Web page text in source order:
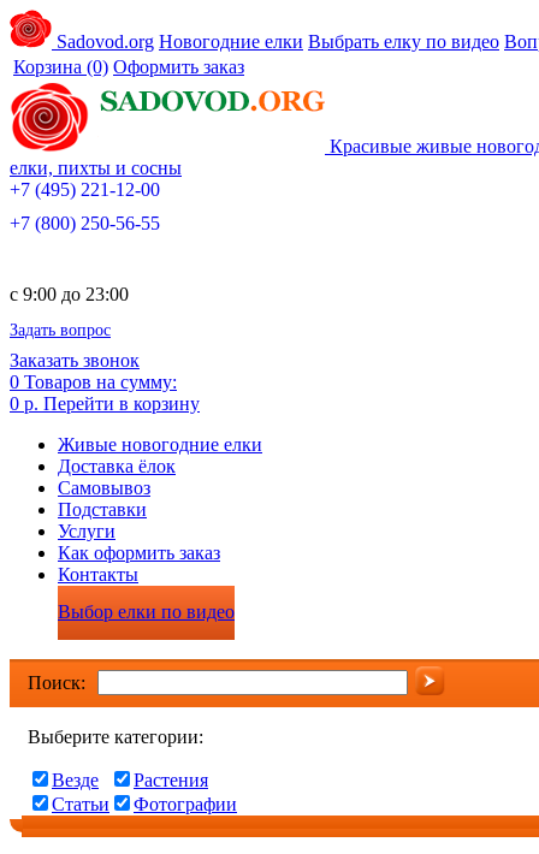
Sadovod.org Новогодние елки Выбрать елку по видео
Корзина (0) Оформить заказ
Красивые живые
елки, пихты и сосны
+7 (495) 221-12-00
+7 (800) 250-56-55
c 9:00 до 23:00
Задать вопрос
Заказать звонок
0 Товаров на сумму:
0 р. Перейти в корзину
Живые новогодние елки
Доставка ёлок
Самовывоз
Подставки
Услуги
Как оформить заказ
Контакты
Выбор елки по видео
Поиск:
Выберите категории:
Везде
Растения
Статьи
Фотографии